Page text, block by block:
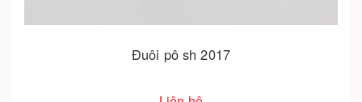
Đuôi pô sh 2017